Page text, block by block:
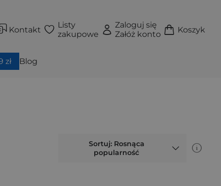
Kontakt
Listy
zakupowe
Zaloguj się
Załóż konto
Koszyk
zł Blog
Sortuj: Rosnąca
popularność